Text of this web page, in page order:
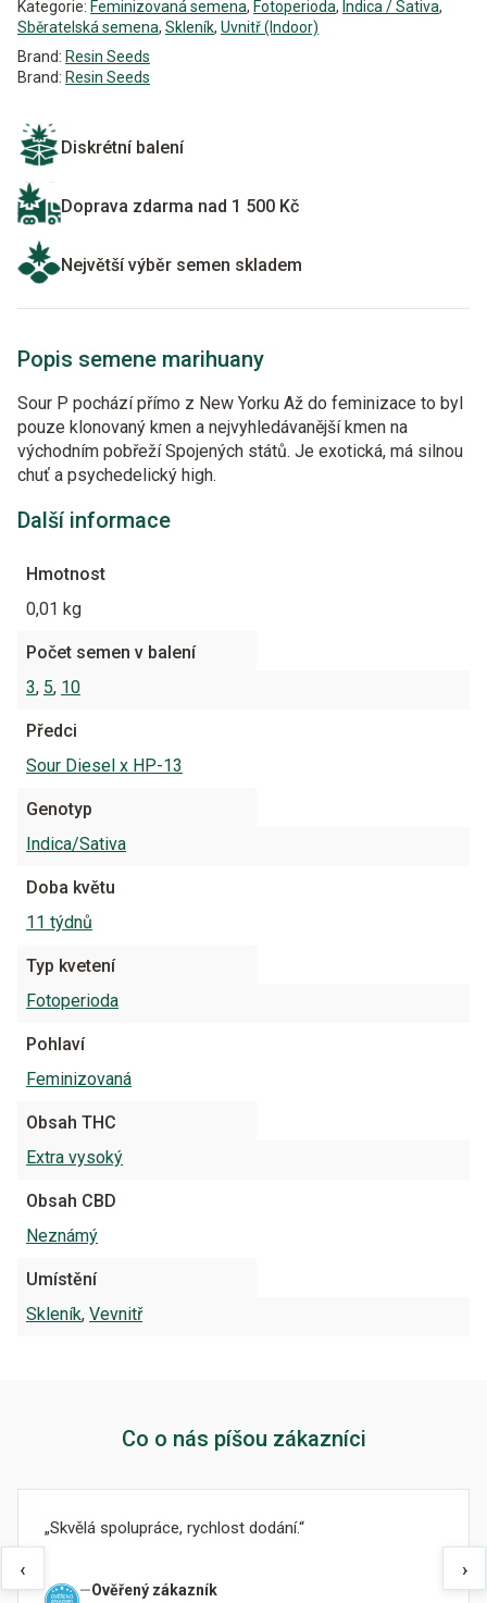
Kategorie: Feminizovaná semena, Fotoperioda, Indica / Sativa,
Sběratelská semena, Skleník, Uvnitř (Indoor)
Brand: Resin Seeds
Brand: Resin Seeds
Diskrétní balení
Doprava zdarma nad 1 500 Kč
Největší výběr semen skladem
Popis semene marihuany
Sour P pochází přímo z New Yorku Až do feminizace to byl
pouze klonovaný kmen a nejvyhledávanější kmen na
východním pobřeží Spojených států. Je exotická, má silnou
chuť a psychedelický high.
Další informace
Hmotnost
0,01 kg
Počet semen v balení
3, 5, 10
Předci
Sour Diesel x HP-13
Genotyp
Indica/Sativa
Doba květu
11 týdnů
Typ kvetení
Fotoperioda
Pohlaví
Feminizovaná
Obsah THC
Extra vysoký
Obsah CBD
Neznámý
Umístění
Skleník, Vevnitř
Co o nás píšou zákazníci
‹
Skvělá spolupráce, rychlost dodání.
Ověřený zákazník
›